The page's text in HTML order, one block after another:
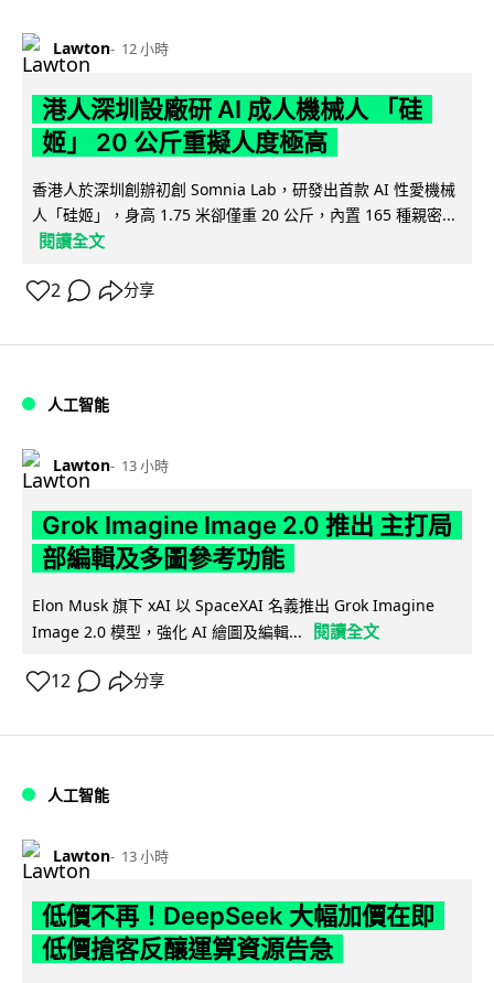
Lawton 12 小時
港人深圳設廠研 AI 成人機械人 「硅
姬」 20 公斤重擬人度極高
香港人於深圳創辦初創 Somnia Lab，研發出首款 AI 性愛機械
人「硅姬」，身高 1.75 米卻僅重 20 公斤，內置 165 種親密...
閱讀全文
2 分享
人工智能
Lawton 13 小時
Grok Imagine Image 2.0 推出 主打局
部編輯及多圖參考功能
Elon Musk 旗下 xAI 以 SpaceXAI 名義推出 Grok Imagine
Image 2.0 模型，強化 AI 繪圖及編輯...
閱讀全文
12 分享
人工智能
Lawton 13 小時
低價不再！DeepSeek 大幅加價在即
低價搶客反釀運算資源告急